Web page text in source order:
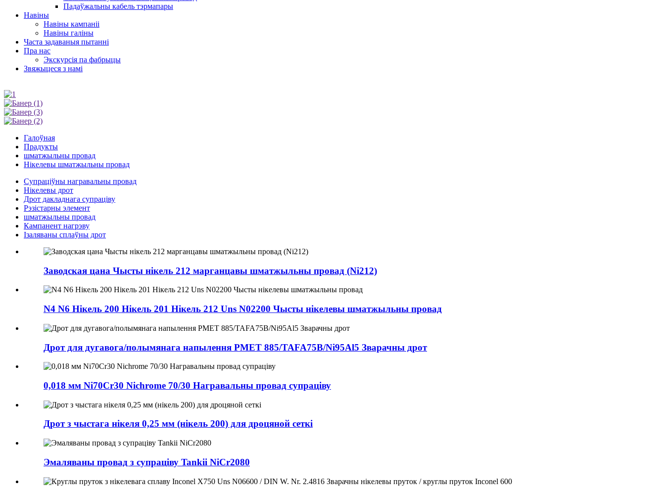
Падаўжальны кабель тэрмапары
Навіны
Навіны кампаніі
Навіны галіны
Часта задаваныя пытанні
Пра нас
Экскурсія па фабрыцы
Звяжыцеся з намі
Галоўная
Прадукты
шматжыльны провад
Нікелевы шматжыльны провад
Супраціўны награвальны провад
Нікелевы дрот
Дрот дакладнага супраціву
Рэзістарны элемент
шматжыльны провад
Кампанент нагрэву
Ізаляваны сплаўны дрот
Заводская цана Чысты нікель 212 марганцавы шматжыльны провад (Ni212)
N4 N6 Нікель 200 Нікель 201 Нікель 212 Uns N02200 Чысты нікелевы шматжыльны провад
Дрот для дугавога/полымянага напылення PMET 885/TAFA75B/Ni95Al5 Зварачны дрот
0,018 мм Ni70Cr30 Nichrome 70/30 Награвальны провад супраціву
Дрот з чыстага нікеля 0,25 мм (нікель 200) для дроцяной сеткі
Эмаляваны провад з супраціву Tankii NiCr2080